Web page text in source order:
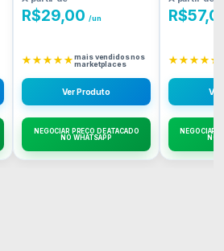
R$29,00 /un
★★★★★mais vendidos nos
marketplaces
Ver Produto
NEGOCIAR PREÇO DE ATACADO
NO WHATSAPP
R$
★★★★★
NEGOCIAR
NO